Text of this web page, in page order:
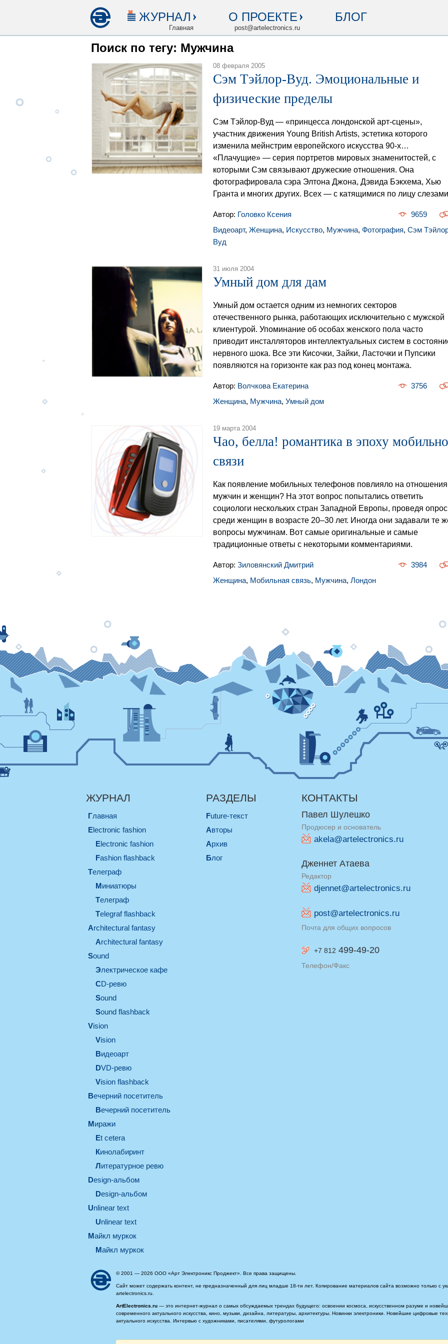
ЖУРНАЛ
Главная
О ПРОЕКТЕ
post@artelectronics.ru
БЛОГ
Поиск по тегу: Мужчина
08 февраля 2005
Сэм Тэйлор-Вуд. Эмоциональные и
физические пределы
Сэм Тэйлор-Вуд — «принцесса лондонской арт-сцены»,
участник движения Young British Artists, эстетика которого
изменила мейнстрим европейского искусства 90-х…
«Плачущие» — серия портретов мировых знаменитостей, с
которыми Сэм связывают дружеские отношения. Она
фотографировала сэра Элтона Джона, Дэвида Бэкхема, Хью
Гранта и многих других. Всех — с катящимися по лицу
Автор: Головко Ксения
9659
Видеоарт, Женщина, Искусство, Мужчина, Фотография, Сэм
Вуд
31 июля 2004
Умный дом для дам
Умный дом остается одним из немногих секторов
отечественного рынка, работающих исключительно с мужской
клиентурой. Упоминание об особах женского пола часто
приводит инсталляторов интеллектуальных систем в
нервного шока. Все эти Кисочки, Зайки, Ласточки и Пупсики
появляются на горизонте как раз под конец монтажа.
Автор: Волчкова Екатерина
3756
Женщина, Мужчина, Умный дом
19 марта 2004
Чао, белла! романтика в эпоху
связи
Как появление мобильных телефонов повлияло на отношения
мужчин и женщин? На этот вопрос попытались ответить
социологи нескольких стран Западной Европы, проведя опрос
среди женщин в возрасте 20–30 лет. Иногда они задавали те
вопросы мужчинам. Вот самые оригинальные и самые
традиционные ответы с некоторыми комментариями.
Автор: Зиловянский Дмитрий
3984
Женщина, Мобильная связь, Мужчина, Лондон
ЖУРНАЛ
Главная
electronic fashion
electronic fashion
Fashion flashback
телеграф
миниатюры
телеграф
Telegraf flashback
architectural fantasy
architectural fantasy
sound
электрическое кафе
CD-ревю
sound
Sound flashback
vision
vision
видеоарт
DVD-ревю
Vision flashback
вечерний посетитель
вечерний посетитель
миражи
et cetera
кинолабиринт
литературное ревю
design-альбом
design-альбом
unlinear text
Unlinear text
майкл муркок
майкл муркок
РАЗДЕЛЫ
Future-текст
Авторы
Архив
Блог
КОНТАКТЫ
Павел Шулешко
Продюсер и основатель
akela@artelectronics.ru
Дженнет Атаева
Редактор
djennet@artelectronics.ru
post@artelectronics.ru
Почта для общих вопросов
+7 812 499-49-20
Телефон/Факс
© 2001 — 2026 ООО «Арт Электроникс Проджект». Все права защищены.
Сайт может содержать контент, не предназначенный для лиц младше 18-ти лет. Копирование материалов сайта возможно только с
artelectronics.ru.
ArtElectronics.ru — это интернет-журнал о самых обсуждаемых трендах будущего: освоении космоса, искусственном разуме и
современного актуального искусства, кино, музыки, дизайна, литературы, архитектуры. Новинки электроники. Новейшие цифровые
актуального искусства. Интервью с художниками, писателями, футурологами